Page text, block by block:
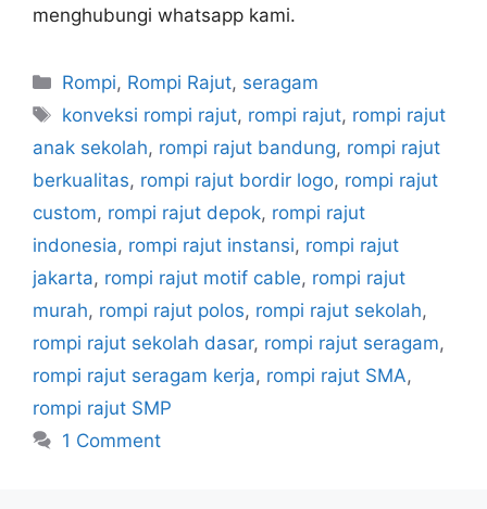
menghubungi whatsapp kami.
Rompi, Rompi Rajut, seragam
konveksi rompi rajut, rompi rajut, rompi rajut
anak sekolah, rompi rajut bandung, rompi rajut
berkualitas, rompi rajut bordir logo, rompi rajut
custom, rompi rajut depok, rompi rajut
indonesia, rompi rajut instansi, rompi rajut
jakarta, rompi rajut motif cable, rompi rajut
murah, rompi rajut polos, rompi rajut sekolah,
rompi rajut sekolah dasar, rompi rajut seragam,
rompi rajut seragam kerja, rompi rajut SMA,
rompi rajut SMP
1 Comment